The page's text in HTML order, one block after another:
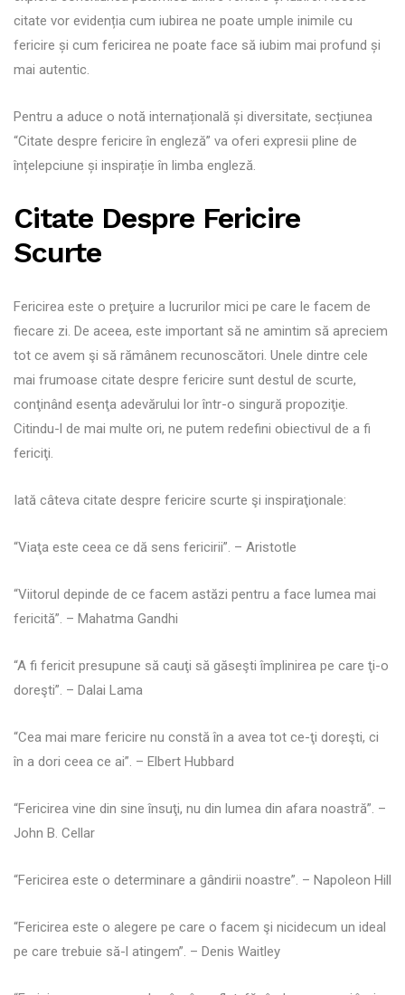
citate vor evidenția cum iubirea ne poate umple inimile cu
fericire și cum fericirea ne poate face să iubim mai profund și
mai autentic.
Pentru a aduce o notă internațională și diversitate, secțiunea
“Citate despre fericire în engleză” va oferi expresii pline de
înțelepciune și inspirație în limba engleză.
Citate Despre Fericire
Scurte
Fericirea este o preţuire a lucrurilor mici pe care le facem de
fiecare zi. De aceea, este important să ne amintim să apreciem
tot ce avem şi să rămânem recunoscători. Unele dintre cele
mai frumoase citate despre fericire sunt destul de scurte,
conţinând esenţa adevărului lor într-o singură propoziţie.
Citindu-l de mai multe ori, ne putem redefini obiectivul de a fi
fericiţi.
Iată câteva citate despre fericire scurte şi inspiraţionale:
“Viaţa este ceea ce dă sens fericirii”. – Aristotle
“Viitorul depinde de ce facem astăzi pentru a face lumea mai
fericită”. – Mahatma Gandhi
“A fi fericit presupune să cauţi să găseşti împlinirea pe care ţi-o
doreşti”. – Dalai Lama
“Cea mai mare fericire nu constă în a avea tot ce-ţi doreşti, ci
în a dori ceea ce ai”. – Elbert Hubbard
“Fericirea vine din sine însuţi, nu din lumea din afara noastră”. –
John B. Cellar
“Fericirea este o determinare a gândirii noastre”. – Napoleon Hill
“Fericirea este o alegere pe care o facem şi nicidecum un ideal
pe care trebuie să-l atingem”. – Denis Waitley